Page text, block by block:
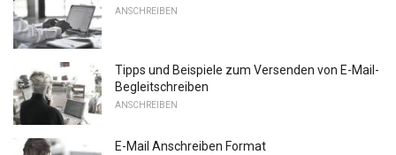
ANSCHREIBEN
Tipps und Beispiele zum Versenden von E-Mail-
Begleitschreiben
ANSCHREIBEN
E-Mail Anschreiben Format